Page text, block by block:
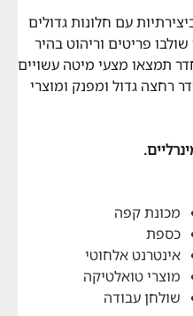
עם חלונות גדולים
פריטים וריהוט בהיר
תמצאו מצעי מיטה עשויים
רחצה גדול ומפנק ומוצרי
מכונת קפה
כספת
אינטרנט אלחוטי
מוצרי טואלטיקה
שולחן עבודה